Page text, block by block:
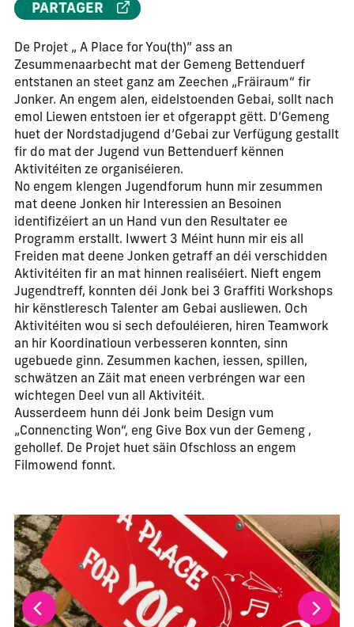
De Projet „ A Place for You(th)” ass an
Zesummenaarbecht mat der Gemeng Bettenduerf
entstanen an steet ganz am Zeechen „Fräiraum“ fir
Jonker. An engem alen, eidelstoenden Gebai, sollt nach
emol Liewen entstoen ier et ofgerappt gëtt. D’Gemeng
huet der Nordstadjugend d’Gebai zur Verfügung gestallt
fir do mat der Jugend vun Bettenduerf kënnen
Aktivitéiten ze organiséieren.
No engem klengen Jugendforum hunn mir zesummen
mat deene Jonken hir Interessien an Besoinen
identifizéiert an un Hand vun den Resultater ee
Programm erstallt. Iwwert 3 Méint hunn mir eis all
Freiden mat deene Jonken getraff an déi verschidden
Aktivitéiten fir an mat hinnen realiséiert. Nieft engem
Jugendtreff, konnten déi Jonk bei 3 Graffiti Workshops
hir kënstleresch Talenter am Gebai ausliewen. Och
Aktivitéiten wou si sech defouléieren, hiren Teamwork
an hir Koordinatioun verbesseren konnten, sinn
ugebuede ginn. Zesummen kachen, iessen, spillen,
schwätzen an Zäit mat eneen verbréngen war een
wichtegen Deel vun all Aktivitéit.
Ausserdeem hunn déi Jonk beim Design vum
„Connencting Won“, eng Give Box vun der Gemeng ,
gehollef. De Projet huet säin Ofschloss an engem
Filmowend fonnt.
PARTAGER
La modification de la diapositive actuelle de ce